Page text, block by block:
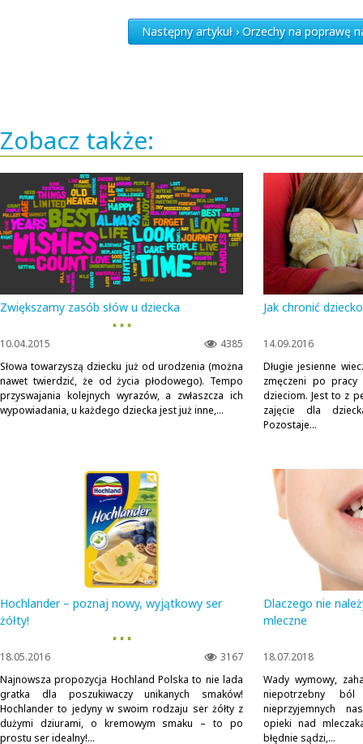
Następny artykuł › Orzechy na poprawę
Zobacz także:
Zwiększamy zasób słów u dziecka
▪ ▪ ▪
4385
10.04.2015
Słowa towarzyszą dziecku już od urodzenia (można
nawet twierdzić, że od życia płodowego). Tempo
przyswajania kolejnych wyrazów, a zwłaszcza ich
wypowiadania, u każdego dziecka jest już inne,...
Jak chronić
14.09.2016
Długie jesienne
zmęczeni po pracy
dzieciom. Jest to z
zajęcie dla
Pozostaje...
Hochlander – poznaj nowy, wyjątkowy ser
żółty!
▪ ▪ ▪
3167
18.05.2016
Najnowsza propozycja Hochland Polska to nie lada
gratka dla poszukiwaczy unikanych smaków!
Hochlander to jedyny w swoim rodzaju ser żółty z
dużymi dziurami, o kremowym smaku – to po
prostu ser idealny!...
Dlaczego nie
mleczne
18.07.2018
Wady wymowy,
niepotrzebny
nieprzyjemnych
opieki nad
błędnie sądzi,...